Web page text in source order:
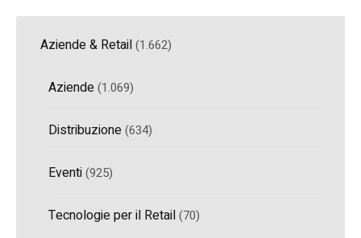
Aziende & Retail(1.662)
Aziende(1.069)
Distribuzione(634)
Eventi(925)
Tecnologie per il Retail(70)